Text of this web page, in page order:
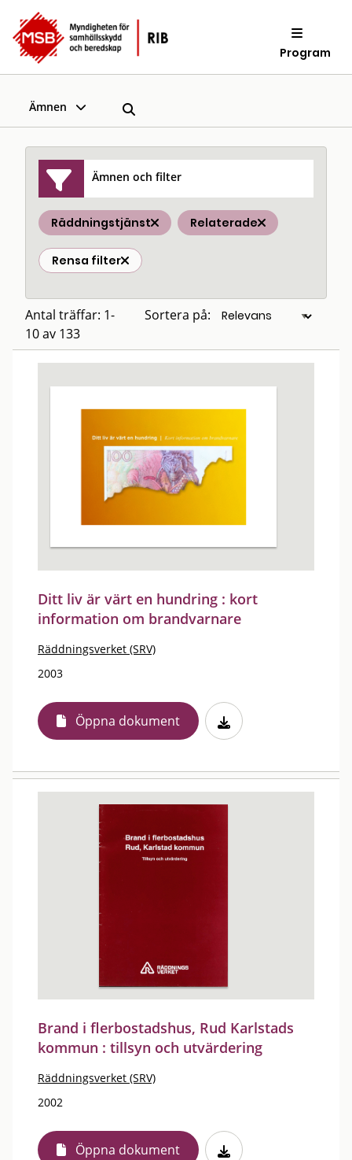
Program
Ämnen
Ämnen och filter
Räddningstjänst Relaterade
Rensa filter
Antal träffar: 1-
10 av 133
Sortera på:
Ditt liv är värt en hundring : kort
information om brandvarnare
Räddningsverket (SRV)
2003
Öppna dokument
Brand i flerbostadshus, Rud Karlstads
kommun : tillsyn och utvärdering
Räddningsverket (SRV)
2002
Öppna dokument